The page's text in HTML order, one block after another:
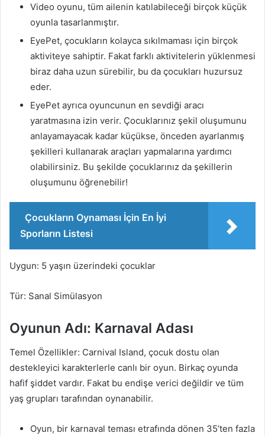
Video oyunu, tüm ailenin katılabileceği birçok küçük
oyunla tasarlanmıştır.
EyePet, çocukların kolayca sıkılmaması için birçok
aktiviteye sahiptir. Fakat farklı aktivitelerin yüklenmesi
biraz daha uzun sürebilir, bu da çocukları huzursuz
eder.
EyePet ayrıca oyuncunun en sevdiği aracı
yaratmasına izin verir. Çocuklarınız şekil oluşumunu
anlayamayacak kadar küçükse, önceden ayarlanmış
şekilleri kullanarak araçları yapmalarına yardımcı
olabilirsiniz. Bu şekilde çocuklarınız da şekillerin
oluşumunu öğrenebilir!
Çocukların Oynaması İçin En İyi
Sporların Listesi
Uygun: 5 yaşın üzerindeki çocuklar
Tür: Sanal Simülasyon
Oyunun Adı: Karnaval Adası
Temel Özellikler: Carnival Island, çocuk dostu olan
destekleyici karakterlerle canlı bir oyun. Birkaç oyunda
hafif şiddet vardır. Fakat bu endişe verici değildir ve tüm
yaş grupları tarafından oynanabilir.
Oyun, bir karnaval teması etrafında dönen 35’ten fazla